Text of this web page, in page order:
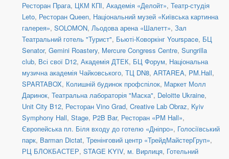
Ресторан Прага, ЦКМ КПІ, Академія «Делойт», Театр-студія
Leto, Ресторан Queen, Національний музей «Київська картинна
галерея», SOLOMON, Льодова арена «Шалетт», Зал
Театральний готель "Турист", Бьюті-Коворкінг Yourspace, БЦ
Senator, Gemini Roastery, Mercure Congress Centre, Sungrilla
club, Всі свої D12, Академія ДТЕК, БЦ Форум, Національна
музична академія Чайковського, ТЦ DN8, ARTAREA, PM.Hall,
SPARTABOX, Колишній будинок профспілок, Маркет Молл
Даринок, Театральна лабораторія "Маска", Deloitte Ukraine,
Unit City B12, Ресторан Vino Grad, Creative Lab Obraz, Kyiv
Symphony Hall, Stage, P2B Bar, Ресторан «PM Hall»,
Європейська пл. Біля входу до готелю «Дніпро», Голосіївський
парк, Barman Dictat, Тренінговий центр «ТрейдМайстерГруп»,
РЦ БЛОКБАСТЕР, STAGE KYIV, м. Вирлиця, Готельний